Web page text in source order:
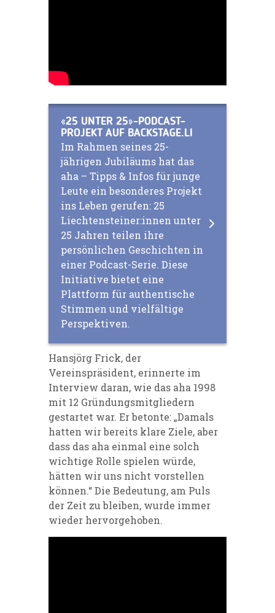
«25 UNTER 25»-PODCAST-
PROJEKT AUF BACKSTAGE.LI
Im Rahmen seines 25-
jährigen Jubiläums hat das
aha – Tipps & Infos für junge
Leute ein besonderes Projekt
ins Leben gerufen: 25
Liechtensteiner:innen unter
25 Jahren teilen ihre
persönlichen Geschichten in
einer Podcast-Serie. Diese
Initiative bietet eine
Plattform für authentische
Stimmen und vielfältige
Perspektiven.
Hansjörg Frick, der
Vereinspräsident, erinnerte im
Interview daran, wie das aha 1998
mit 12 Gründungsmitgliedern
gestartet war. Er betonte: „Damals
hatten wir bereits klare Ziele, aber
dass das aha einmal eine solch
wichtige Rolle spielen würde,
hätten wir uns nicht vorstellen
können.“ Die Bedeutung, am Puls
der Zeit zu bleiben, wurde immer
wieder hervorgehoben.